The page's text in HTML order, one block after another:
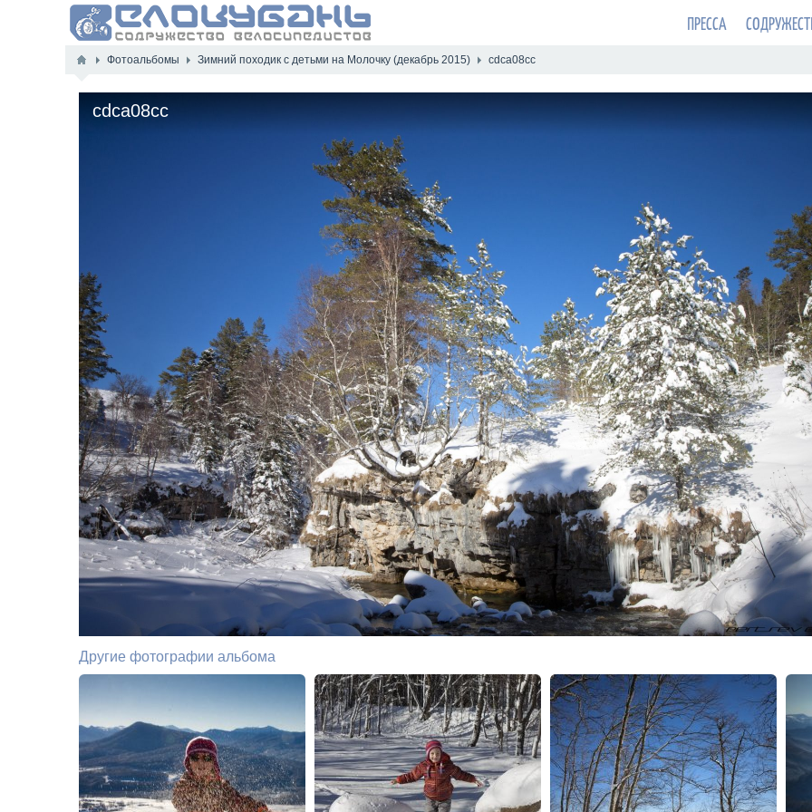
ПРЕССА
Фотоальбомы Зимний походик с детьми на Молочку (декабрь 2015) cdca08cc
cdca08cc
Другие фотографии альбома